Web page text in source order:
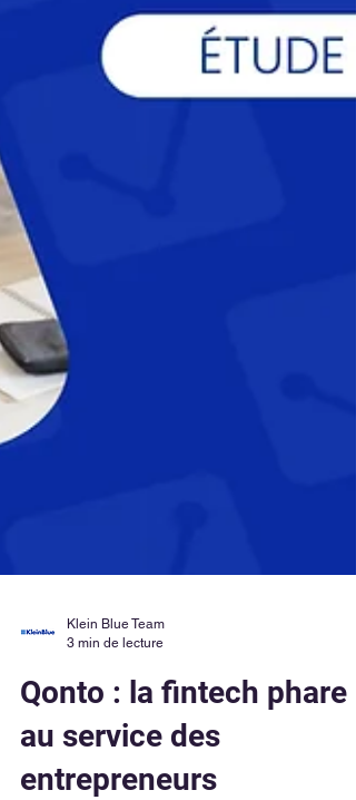
3 min de lecture
Qonto : la fintech phare
au service des